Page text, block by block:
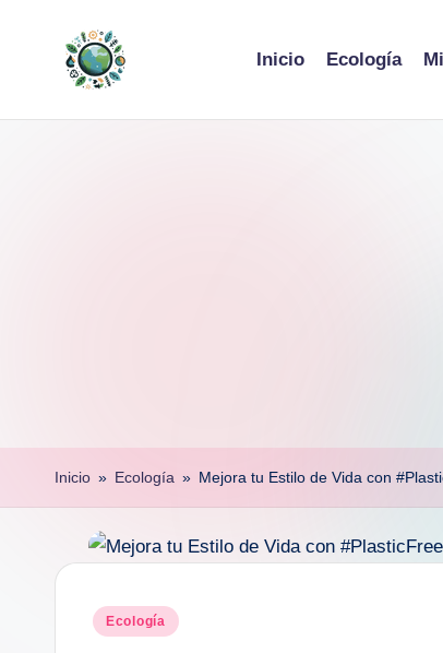
content
Inicio Ecología
Inicio » Ecología » Mejora tu Estilo de Vida con
Posted
Ecología